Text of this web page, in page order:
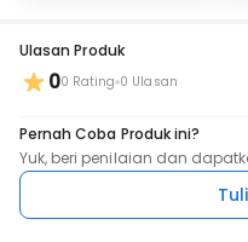
Ulasan Produk
00 Rating 0 Ulasan
Pernah Coba Produk ini?
Yuk, beri penilaian dan